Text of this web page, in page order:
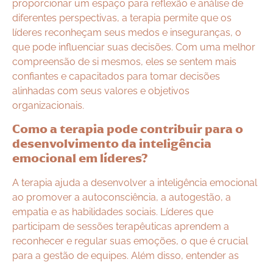
proporcionar um espaço para reflexão e análise de
diferentes perspectivas, a terapia permite que os
líderes reconheçam seus medos e inseguranças, o
que pode influenciar suas decisões. Com uma melhor
compreensão de si mesmos, eles se sentem mais
confiantes e capacitados para tomar decisões
alinhadas com seus valores e objetivos
organizacionais.
Como a terapia pode contribuir para o
desenvolvimento da inteligência
emocional em líderes?
A terapia ajuda a desenvolver a inteligência emocional
ao promover a autoconsciência, a autogestão, a
empatia e as habilidades sociais. Líderes que
participam de sessões terapêuticas aprendem a
reconhecer e regular suas emoções, o que é crucial
para a gestão de equipes. Além disso, entender as